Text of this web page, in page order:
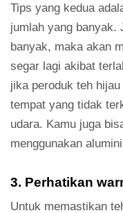
Tips yang kedua
jumlah yang banyak.
banyak, maka akan
segar lagi akibat
jika peroduk teh
tempat yang tidak
udara. Kamu juga
menggunakan
3. Perhatikan
Untuk memastikan